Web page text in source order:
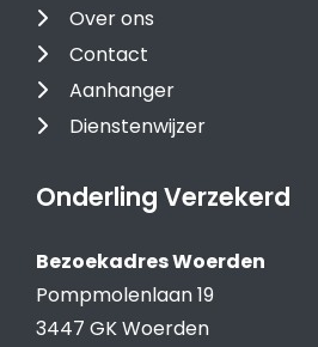
Over ons
Contact
Aanhanger
Dienstenwijzer
Onderling Verzekerd
Bezoekadres Woerden
Pompmolenlaan 19
3447 GK Woerden